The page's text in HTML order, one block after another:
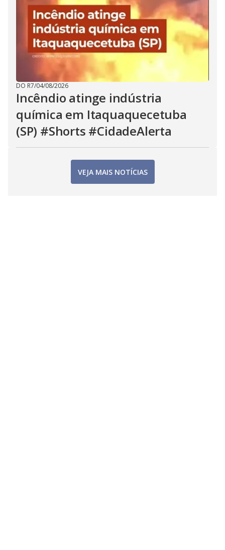
DO R7/04/08/2026
Incêndio atinge indústria
química em Itaquaquecetuba
(SP) #Shorts #CidadeAlerta
VEJA MAIS NOTÍCIAS